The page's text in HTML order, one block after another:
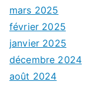
mars 2025
février 2025
janvier 2025
décembre 2024
août 2024